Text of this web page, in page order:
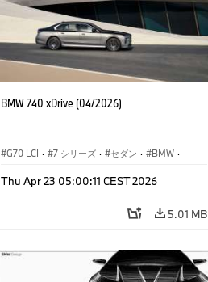
BMW 740 xDrive (04/2026)
G70 LCI · 7 シリーズ · セダン · BMW ·
M760e
Thu Apr 23 05:00:11 CEST 2026
5.01 MB